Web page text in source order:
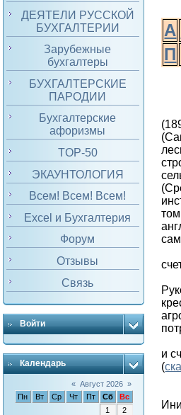
ДЕЯТЕЛИ РУССКОЙ
БУХГАЛТЕРИИ
Зарубежные
бухгалтеры
БУХГАЛТЕРСКИЕ
ПАРОДИИ
Бухгалтерские
афоризмы
TOP-50
ЭКАУНТОЛОГИЯ
Всем! Всем! Всем!
Excel и Бухгалтерия
Форум
Отзывы
Связь
Войти
Календарь
« Август 2026 »
Пн
Вт Ср Чт Пт Сб
Вс
1
2
А
П
и
(